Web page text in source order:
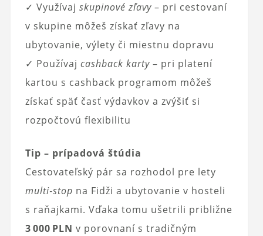
✓ Využívaj skupinové zľavy– pri cestovaní
v skupine môžeš získať zľavy na
ubytovanie, výlety či miestnu dopravu
✓ Používaj cashback karty– pri platení
kartou s cashback programom môžeš
získať späť časť výdavkov a zvýšiť si
rozpočtovú flexibilitu
Tip – prípadová štúdia
Cestovateľský pár sa rozhodol pre lety
multi‑stop na Fidži a ubytovanie v hosteli
s raňajkami. Vďaka tomu ušetrili približne
3 000 PLN v porovnaní s tradičným